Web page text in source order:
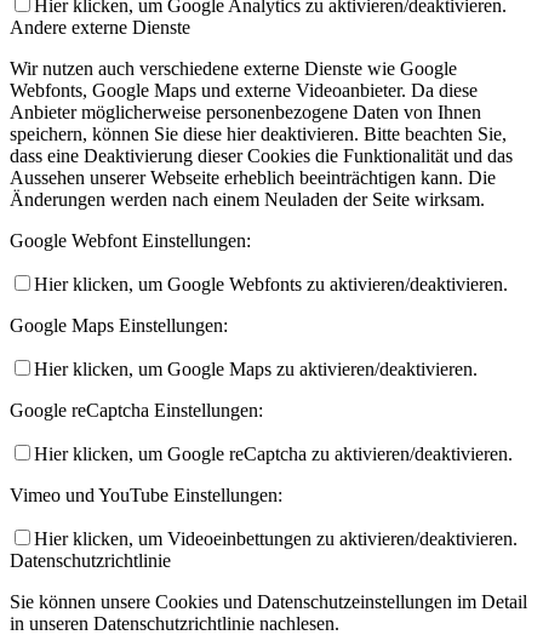
Hier klicken, um Google Analytics zu aktivieren/deaktivieren.
Andere externe Dienste
Wir nutzen auch verschiedene externe Dienste wie Google
Webfonts, Google Maps und externe Videoanbieter. Da diese
Anbieter möglicherweise personenbezogene Daten von Ihnen
speichern, können Sie diese hier deaktivieren. Bitte beachten Sie,
dass eine Deaktivierung dieser Cookies die Funktionalität und das
Aussehen unserer Webseite erheblich beeinträchtigen kann. Die
Änderungen werden nach einem Neuladen der Seite wirksam.
Google Webfont Einstellungen:
Hier klicken, um Google Webfonts zu aktivieren/deaktivieren.
Google Maps Einstellungen:
Hier klicken, um Google Maps zu aktivieren/deaktivieren.
Google reCaptcha Einstellungen:
Hier klicken, um Google reCaptcha zu aktivieren/deaktivieren.
Vimeo und YouTube Einstellungen:
Hier klicken, um Videoeinbettungen zu aktivieren/deaktivieren.
Datenschutzrichtlinie
Sie können unsere Cookies und Datenschutzeinstellungen im Detail
in unseren Datenschutzrichtlinie nachlesen.